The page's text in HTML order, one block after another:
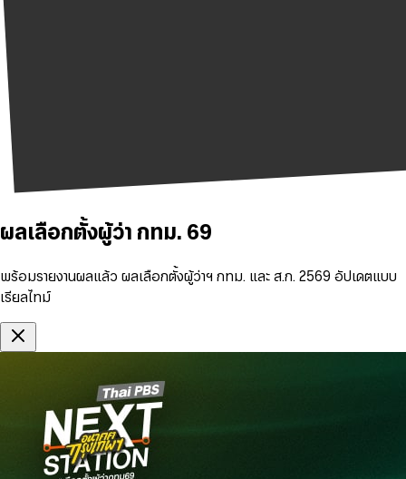
ผลเลือกตั้งผู้ว่า กทม. 69
พร้อมรายงานผลแล้ว ผลเลือกตั้งผู้ว่าฯ กทม. และ ส.ก. 2569 อัปเดตแบบ
เรียลไทม์